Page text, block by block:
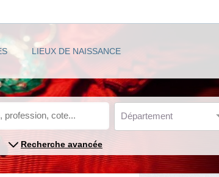
LIEUX DE NAISSANCE
Département
Recherche avancée